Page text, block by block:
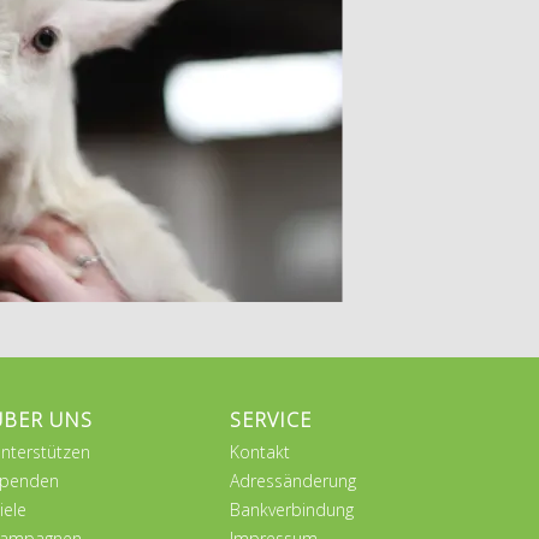
UNS SERVICE
Kontakt
Adressänderung
Bankverbindung